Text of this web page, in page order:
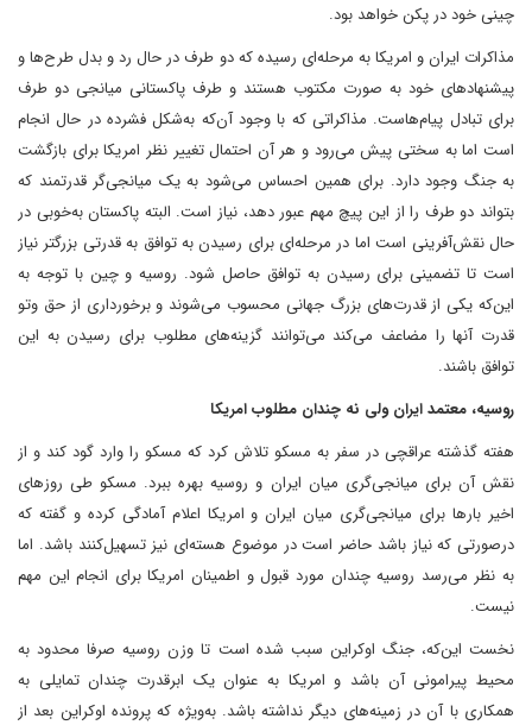
چینی خود در پکن خواهد بود.
مذاکرات ایران و امریکا به مرحله‌ای رسیده که دو طرف در حال رد و بدل طرح‌ها و
پیشنهادهای خود به صورت مکتوب هستند و طرف پاکستانی میانجی دو طرف
برای تبادل پیام‌هاست. مذاکراتی که با وجود آن‌که به‌شکل فشرده در حال انجام
است اما به سختی پیش می‌رود و هر آن احتمال تغییر نظر امریکا برای بازگشت
به جنگ وجود دارد. برای همین احساس می‌شود به یک میانجی‌گر قدرتمند که
بتواند دو طرف را از این پیچ مهم عبور دهد، نیاز است. البته پاکستان به‌خوبی در
حال نقش‌آفرینی است اما در مرحله‌ای برای رسیدن به توافق به قدرتی بزرگتر نیاز
است تا تضمینی برای رسیدن به توافق حاصل شود. روسیه و چین با توجه به
این‌که یکی از قدرت‌های بزرگ جهانی محسوب می‌شوند و برخورداری از حق وتو
قدرت آنها را مضاعف می‌کند می‌توانند گزینه‌های مطلوب برای رسیدن به این
توافق باشند.
روسیه، معتمد ایران ولی نه چندان مطلوب امریکا
هفته گذشته عراقچی در سفر به مسکو تلاش کرد که مسکو را وارد گود کند و از
نقش آن برای میانجی‌گری میان ایران و روسیه بهره ببرد. مسکو طی روزهای
اخیر بارها برای میانجی‌گری میان ایران و امریکا اعلام آمادگی کرده و گفته که
درصورتی که نیاز باشد حاضر است در موضوع هسته‌ای نیز تسهیل‌کنند باشد. اما
به نظر می‌رسد روسیه چندان مورد قبول و اطمینان امریکا برای انجام این مهم
نیست.
نخست این‌که، جنگ اوکراین سبب شده است تا وزن روسیه صرفا محدود به
محیط پیرامونی آن باشد و امریکا به عنوان یک ابرقدرت چندان تمایلی به
همکاری با آن در زمینه‌های دیگر نداشته باشد. به‌ویژه که پرونده اوکراین بعد از